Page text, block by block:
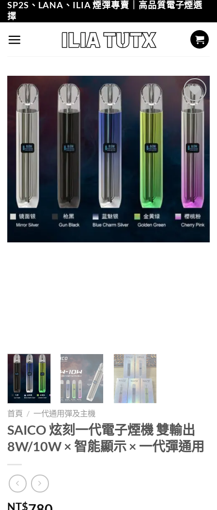
Skip
to
content
SP2S、LANA、ILIA 煙彈專賣｜高品質電子煙選
擇
Add to
首頁 / 一代通用彈及主機
SAICO 炫刻一代電子煙機 雙輸出
8W/10W × 智能顯示 × 一代彈通用
NT$